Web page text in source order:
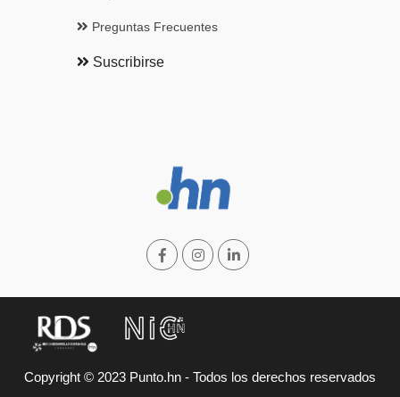
Preguntas Frecuentes
Suscribirse
Copyright © 2023 Punto.hn - Todos los derechos reservados